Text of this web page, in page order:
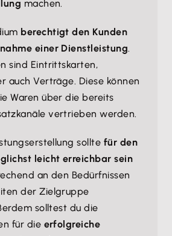
machen.
berechtigt den Kunden
einer Dienstleistung.
sind Eintrittskarten,
auch Verträge. Diese können
Waren über die bereits
vertrieben werden.
sollte für den
leicht erreichbar sein
an den Bedürfnissen
der Zielgruppe
solltest du die
für die erfolgreiche